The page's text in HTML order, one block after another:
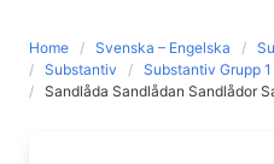
Home Svenska – Engelska
Substantiv
Substantiv Grupp 1
Sandlåda Sandlådan Sandlådor